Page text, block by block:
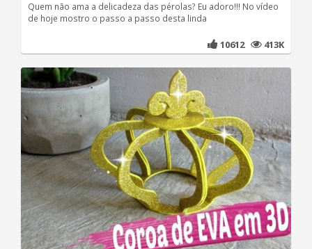
Quem não ama a delicadeza das pérolas? Eu adoro!!! No vídeo
de hoje mostro o passo a passo desta linda
10612 413K